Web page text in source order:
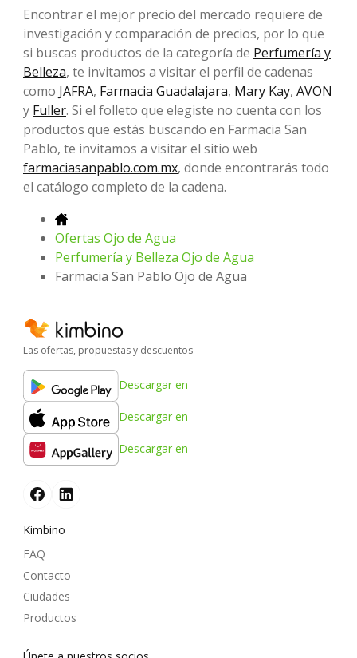
Encontrar el mejor precio del mercado requiere de
investigación y comparación de precios, por lo que
si buscas productos de la categoría de Perfumería y
Belleza, te invitamos a visitar el perfil de cadenas
como JAFRA, Farmacia Guadalajara, Mary Kay, AVON
y Fuller. Si el folleto que elegiste no cuenta con los
productos que estás buscando en Farmacia San
Pablo, te invitamos a visitar el sitio web
farmaciasanpablo.com.mx, donde encontrarás todo
el catálogo completo de la cadena.
Ofertas Ojo de Agua
Perfumería y Belleza Ojo de Agua
Farmacia San Pablo Ojo de Agua
Las ofertas, propuestas y descuentos
Descargar en
Descargar en
Descargar en
Kimbino
FAQ
Contacto
Ciudades
Productos